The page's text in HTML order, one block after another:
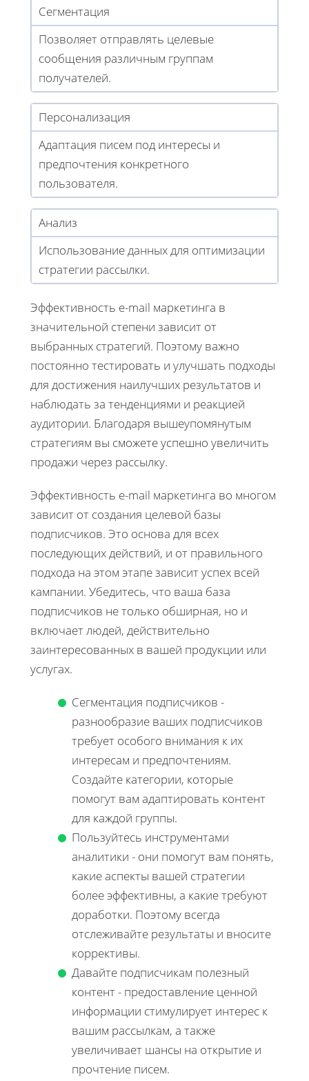
Сегментация
Позволяет отправлять целевые
сообщения различным группам
получателей.
Персонализация
Адаптация писем под интересы и
предпочтения конкретного
пользователя.
Анализ
Использование данных для оптимизации
стратегии рассылки.
Эффективность e-mail маркетинга в
значительной степени зависит от
выбранных стратегий. Поэтому важно
постоянно тестировать и улучшать подходы
для достижения наилучших результатов и
наблюдать за тенденциями и реакцией
аудитории. Благодаря вышеупомянутым
стратегиям вы сможете успешно увеличить
продажи через рассылку.
Эффективность e-mail маркетинга во многом
зависит от создания целевой базы
подписчиков. Это основа для всех
последующих действий, и от правильного
подхода на этом этапе зависит успех всей
кампании. Убедитесь, что ваша база
подписчиков не только обширная, но и
включает людей, действительно
заинтересованных в вашей продукции или
услугах.
Сегментация подписчиков -
разнообразие ваших подписчиков
требует особого внимания к их
интересам и предпочтениям.
Создайте категории, которые
помогут вам адаптировать контент
для каждой группы.
Пользуйтесь инструментами
аналитики - они помогут вам понять,
какие аспекты вашей стратегии
более эффективны, а какие требуют
доработки. Поэтому всегда
отслеживайте результаты и вноcите
коррективы.
Давайте подписчикам полезный
контент - предоставление ценной
информации стимулирует интерес к
вашим рассылкам, а также
увеличивает шансы на открытие и
прочтение писем.